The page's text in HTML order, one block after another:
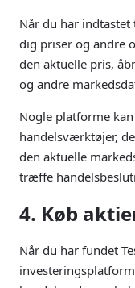
Når du har
dig priser og andre
den aktuelle pris,
og andre
Nogle platforme
handelsværktøjer,
den aktuelle
træffe
4. Køb
Når du har fundet